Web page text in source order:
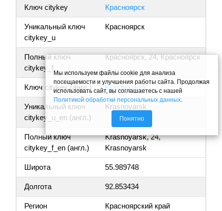
Ключ citykey Красноярск
Уникальный ключ
citykey_u
Красноярск
Полный ключ
citykey_f
Красноярск, 24, Красноярск
Ключ citykey (англ.) Krasnoyarsk
Уникальный ключ
citykey_u_en (англ.)
Krasnoyarsk
Полный ключ
citykey_f_en (англ.)
Krasnoyarsk, 24,
Krasnoyarsk
Широта 55.989748
Долгота 92.853434
Регион Красноярский край
Мы используем файлы cookie для анализа
посещаемости и улучшения работы сайта. Продолжая
использовать сайт, вы соглашаетесь с нашей
Политикой обработки персональных данных.
Понятно